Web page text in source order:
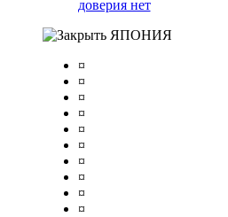
доверия нет
ЯПОНИЯ
¤
¤
¤
¤
¤
¤
¤
¤
¤
¤